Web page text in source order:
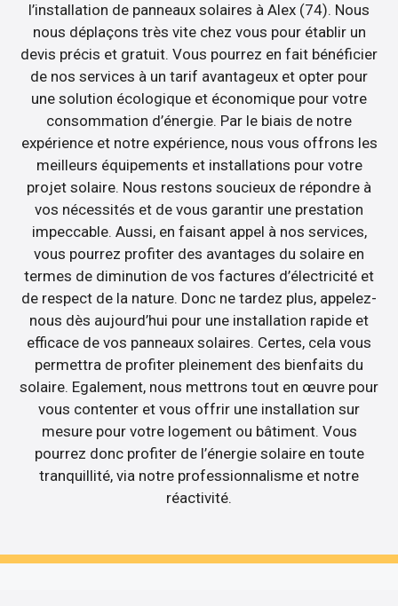
l’installation de panneaux solaires à Alex (74). Nous
nous déplaçons très vite chez vous pour établir un
devis précis et gratuit. Vous pourrez en fait bénéficier
de nos services à un tarif avantageux et opter pour
une solution écologique et économique pour votre
consommation d’énergie. Par le biais de notre
expérience et notre expérience, nous vous offrons les
meilleurs équipements et installations pour votre
projet solaire. Nous restons soucieux de répondre à
vos nécessités et de vous garantir une prestation
impeccable. Aussi, en faisant appel à nos services,
vous pourrez profiter des avantages du solaire en
termes de diminution de vos factures d’électricité et
de respect de la nature. Donc ne tardez plus, appelez-
nous dès aujourd’hui pour une installation rapide et
efficace de vos panneaux solaires. Certes, cela vous
permettra de profiter pleinement des bienfaits du
solaire. Egalement, nous mettrons tout en œuvre pour
vous contenter et vous offrir une installation sur
mesure pour votre logement ou bâtiment. Vous
pourrez donc profiter de l’énergie solaire en toute
tranquillité, via notre professionnalisme et notre
réactivité.